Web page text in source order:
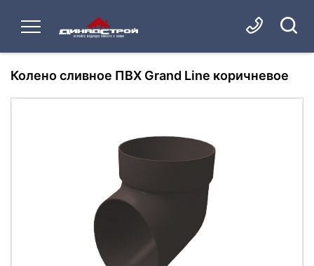
Колено сливное ПВХ Grand Line коричневое